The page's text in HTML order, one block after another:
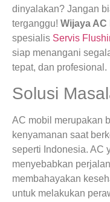
dinyalakan? Jangan
terganggu! Wijaya AC
spesialis Servis
siap menangani
tepat, dan profesional.
Solusi
AC mobil merupakan
kenyamanan saat
seperti Indonesia. AC
menyebabkan
membahayakan
untuk melakukan